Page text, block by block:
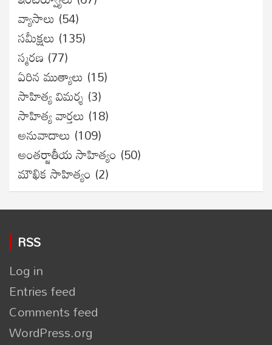
వ్యాసాలు (54)
సమీక్షలు (135)
స్మరణ (77)
ఏరిన ముత్యాలు (15)
సాహిత్య విమర్శ (3)
సాహిత్య వార్తలు (18)
అనువాదాలు (109)
అంతర్జాతీయ సాహిత్యం (50)
మౌఖిక సాహిత్యం (2)
RSS
Log in
Entries feed
Comments feed
WordPress.org